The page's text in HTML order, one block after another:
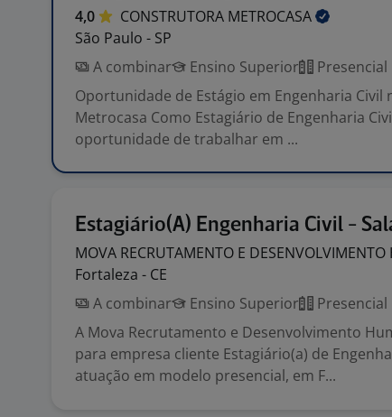
4,0 CONSTRUTORA METROCASA
São Paulo - SP
A combinar
Ensino Superior
Presencial
Oportunidade de Estágio em Engenharia Civil
Metrocasa Como Estagiário de Engenharia
oportunidade de trabalhar em ...
Estagiário(A) Engenharia Civil -
MOVA RECRUTAMENTO E DESENVOLVIMENTO
Fortaleza - CE
A combinar
Ensino Superior
Presencial
A Mova Recrutamento e Desenvolvimento
para empresa cliente Estagiário(a) de
atuação em modelo presencial, em F...